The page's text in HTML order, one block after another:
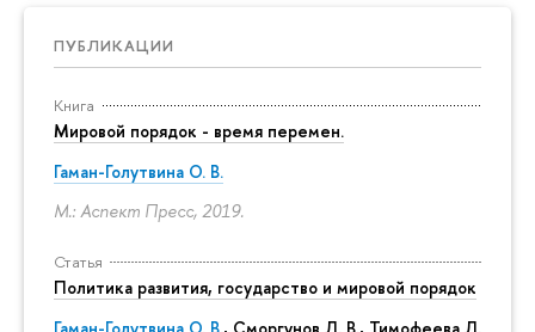
ПУБЛИКАЦИИ
Книга
Мировой порядок - время перемен.
Гаман-Голутвина О. В.
М.: Аспект Пресс, 2019.
Статья
Политика развития, государство и мировой порядок
Гаман-Голутвина О. В., Сморгунов Л. В., Тимофеева Л.